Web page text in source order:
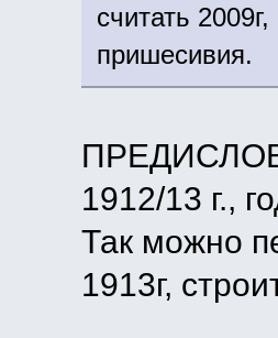
считать
пришесивия.
1912/13 г.,
Так можно
1913г,